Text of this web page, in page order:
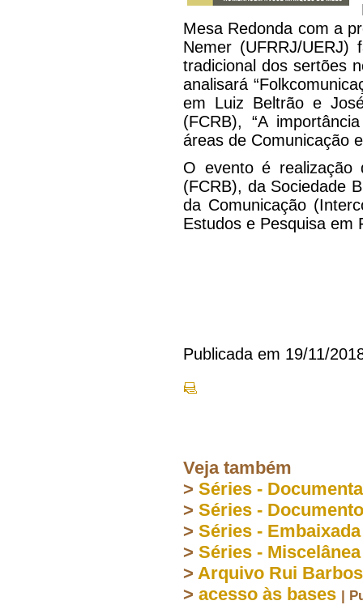
Mesa Redonda com a
Nemer (UFRRJ/UERJ)
tradicional dos sertões
analisará
em Luiz Beltrão e
(FCRB), “A
áreas de Comunicação
O evento é realização
(FCRB), da Sociedade
da Comunicação
Estudos e Pesquisa em
Publicada em 19/11/
Veja também
> Séries -
> Séries -
> Séries -
> Séries - Miscelânea
> Arquivo Rui
> acesso às bases |